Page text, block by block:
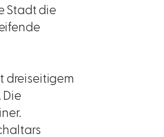
Stadt die
dreiseitigem